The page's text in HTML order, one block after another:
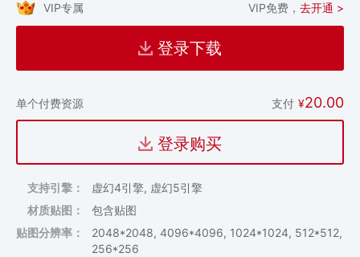
VIP专属 VIP免费， 去开通 >
登录下载
单个付费资源 支付 ¥20.00
登录购买
支持引擎：
虚幻4引擎, 虚幻5引擎
材质贴图：
包含贴图
贴图分辨率：
2048*2048, 4096*4096, 1024*1024, 512*512,
256*256